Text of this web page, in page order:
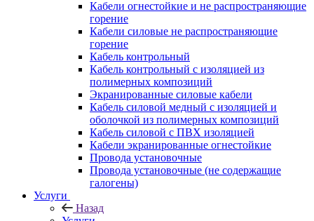
Кабели огнестойкие и не распространяющие
горение
Кабели силовые не распространяющие
горение
Кабель контрольный
Кабель контрольный с изоляцией из
полимерных композиций
Экранированные силовые кабели
Кабель силовой медный с изоляцией и
оболочкой из полимерных композиций
Кабель силовой с ПВХ изоляцией
Кабели экранированные огнестойкие
Провода установочные
Провода установочные (не содержащие
галогены)
Услуги
Назад